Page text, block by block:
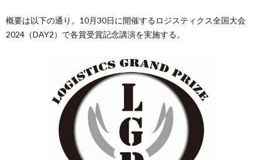
概要は以下の通り。10月30日に開催するロジスティクス全国大会
2024（DAY2）で各賞受賞記念講演を実施する。